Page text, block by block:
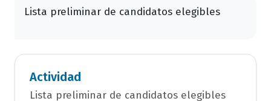
Lista preliminar de candidatos elegibles
Actividad
Lista preliminar de candidatos elegibles